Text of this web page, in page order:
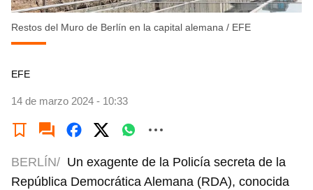
Restos del Muro de Berlín en la capital alemana / EFE
EFE
14 de marzo 2024 - 10:33
BERLÍN/ Un exagente de la Policía secreta de la
República Democrática Alemana (RDA), conocida